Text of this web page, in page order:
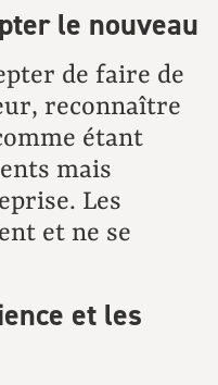
le nouveau
de faire de
reconnaître
étant
mais
Les
et ne se
et les